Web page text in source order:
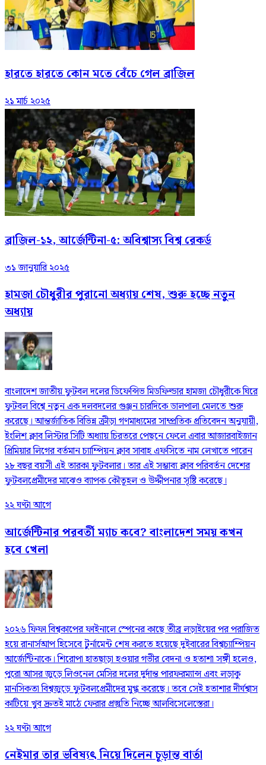
হারতে হারতে কোন মতে বেঁচে গেল ব্রাজিল
২১ মার্চ ২০২৫
ব্রাজিল-১২, আর্জেন্টিনা-৫: অবিশ্বাস্য বিশ্ব রেকর্ড
৩১ জানুয়ারি ২০২৫
হামজা চৌধুরীর পুরানো অধ্যায় শেষ, শুরু হচ্ছে নতুন
অধ্যায়
বাংলাদেশ জাতীয় ফুটবল দলের ডিফেন্সিভ মিডফিল্ডার হামজা চৌধুরীকে ঘিরে
ফুটবল বিশ্বে নতুন এক দলবদলের গুঞ্জন চারদিকে ডালপালা মেলতে শুরু
করেছে। আন্তর্জাতিক বিভিন্ন ক্রীড়া গণমাধ্যমের সাম্প্রতিক প্রতিবেদন অনুযায়ী,
ইংলিশ ক্লাব লিস্টার সিটি অধ্যায় চিরতরে পেছনে ফেলে এবার আজারবাইজান
প্রিমিয়ার লিগের বর্তমান চ্যাম্পিয়ন ক্লাব সাবাহ এফসিতে নাম লেখাতে পারেন
২৮ বছর বয়সী এই তারকা ফুটবলার। তার এই সম্ভাব্য ক্লাব পরিবর্তন দেশের
ফুটবলপ্রেমীদের মাঝেও ব্যাপক কৌতূহল ও উদ্দীপনার সৃষ্টি করেছে।
২২ ঘণ্টা আগে
আর্জেন্টিনার পরবর্তী ম্যাচ কবে? বাংলাদেশ সময় কখন
হবে খেলা
২০২৬ ফিফা বিশ্বকাপের ফাইনালে স্পেনের কাছে তীব্র লড়াইয়ের পর পরাজিত
হয়ে রানার্সআপ হিসেবে টুর্নামেন্ট শেষ করতে হয়েছে দুইবারের বিশ্বচ্যাম্পিয়ন
আর্জেন্টিনাকে। শিরোপা হাতছাড়া হওয়ার গভীর বেদনা ও হতাশা সঙ্গী হলেও,
পুরো আসর জুড়ে লিওনেল মেসির দলের দুর্দান্ত পারফরম্যান্স এবং লড়াকু
মানসিকতা বিশ্বজুড়ে ফুটবলপ্রেমীদের মুগ্ধ করেছে। তবে সেই হতাশার দীর্ঘশ্বাস
কাটিয়ে খুব দ্রুতই মাঠে ফেরার প্রস্তুতি নিচ্ছে আলবিসেলেস্তেরা।
২২ ঘণ্টা আগে
নেইমার তার ভবিষ্যৎ নিয়ে দিলেন চূড়ান্ত বার্তা